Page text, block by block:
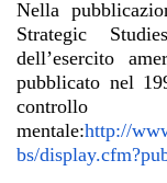
Nella
Strategic
dell’esercito
pubblicato nel
controllo
mentale:http://
bs/